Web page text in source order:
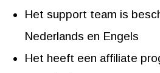
Het support team is
Nederlands en Engels
Het heeft een affiliate